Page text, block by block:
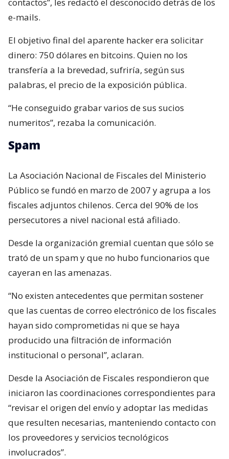
contactos”, les redactó el desconocido detrás de los
e-mails.
El objetivo final del aparente hacker era solicitar
dinero: 750 dólares en bitcoins. Quien no los
transfería a la brevedad, sufriría, según sus
palabras, el precio de la exposición pública.
“He conseguido grabar varios de sus sucios
numeritos”, rezaba la comunicación.
Spam
La Asociación Nacional de Fiscales del Ministerio
Público se fundó en marzo de 2007 y agrupa a los
fiscales adjuntos chilenos. Cerca del 90% de los
persecutores a nivel nacional está afiliado.
Desde la organización gremial cuentan que sólo se
trató de un spam y que no hubo funcionarios que
cayeran en las amenazas.
“No existen antecedentes que permitan sostener
que las cuentas de correo electrónico de los fiscales
hayan sido comprometidas ni que se haya
producido una filtración de información
institucional o personal”, aclaran.
Desde la Asociación de Fiscales respondieron que
iniciaron las coordinaciones correspondientes para
“revisar el origen del envío y adoptar las medidas
que resulten necesarias, manteniendo contacto con
los proveedores y servicios tecnológicos
involucrados”.